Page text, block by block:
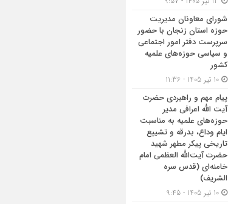
شورای معاونان مدیریت
حوزه استان زنجان با حضور
سرپرست دفتر امور اجتماعی
و سیاسی حوزه‌های علمیه
کشور
پیام مهم و راهبردی حضرت
آیت الله اعرافی مدیر
حوزه‌های علمیه به مناسبت
ایام وداع، بدرقه و تشییع
تاریخی پیکر مطهر شهید
حضرت آیت‌الله العظمی امام
خامنه‌ای (قدس سره
الشریف)